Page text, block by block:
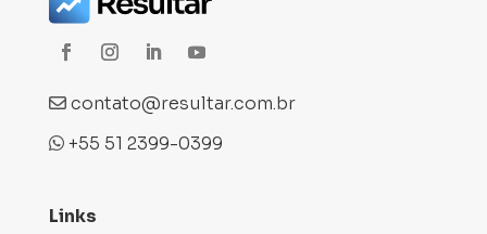
contato@resultar.com.br
+55 51 2399-0399
Links